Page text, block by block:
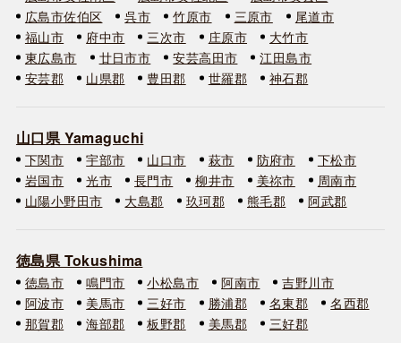
広島市佐伯区
呉市 竹原市 三原市
尾道市
福山市
府中市 三次市 庄原市
大竹市
東広島市
廿日市市 安芸高田市
江田島市
安芸郡
山県郡 豊田郡 世羅郡 神石郡
山口県 Yamaguchi
下関市 宇部市 山口市 萩市 防府市
下松市
岩国市
光市 長門市 柳井市 美祢市
周南市
山陽小野田市
大島郡 玖珂郡 熊毛郡 阿武郡
徳島県 Tokushima
徳島市 鳴門市 小松島市 阿南市
吉野川市
阿波市
美馬市 三好市 勝浦郡 名東郡
名西郡
那賀郡
海部郡 板野郡 美馬郡 三好郡